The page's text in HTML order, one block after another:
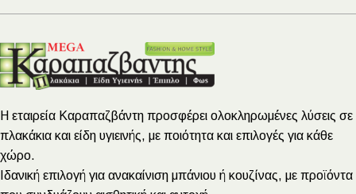
Η εταιρεία Καραπαζβάντη προσφέρει ολοκληρωμένες λύσεις σε
πλακάκια και είδη υγιεινής, με ποιότητα και επιλογές για κάθε
χώρο.
Ιδανική επιλογή για ανακαίνιση μπάνιου ή κουζίνας, με προϊόντα